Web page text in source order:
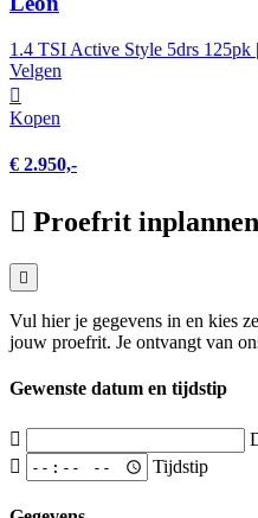
1.4 TSI Active Style 5drs
Velgen
Kopen
€ 2.950,-
Proefrit inplannen
Vul hier je gegevens in en kies
jouw proefrit. Je ontvangt van
Gewenste datum en tijdstip
Tijdstip